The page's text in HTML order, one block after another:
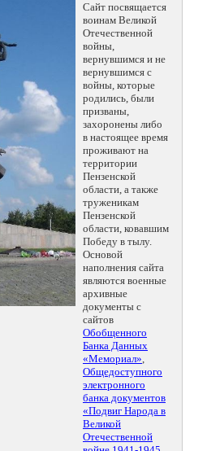
Сайт посвящается
воинам Великой
Отечественной
войны,
вернувшимся и не
вернувшимся с
войны, которые
родились, были
призваны,
захоронены либо
в настоящее время
проживают на
территории
Пензенской
области, а также
труженикам
Пензенской
области, ковавшим
Победу в тылу.
Основой
наполнения сайта
являются военные
архивные
документы с
сайтов
Обобщенного
Банка Данных
«Мемориал»,
Общедоступного
электронного
банка документов
«Подвиг Народа в
Великой
Отечественной